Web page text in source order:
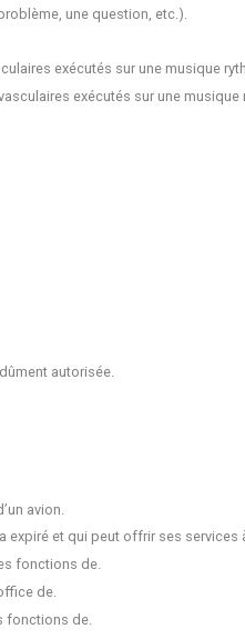
une question, etc.).
exécutés sur une musique
exécutés sur une musique
autorisée.
avion.
expiré et qui peut offrir ses services
fonctions de.
de.
fonctions de.